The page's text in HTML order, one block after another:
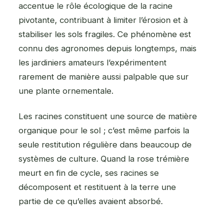
accentue le rôle écologique de la racine
pivotante, contribuant à limiter l’érosion et à
stabiliser les sols fragiles. Ce phénomène est
connu des agronomes depuis longtemps, mais
les jardiniers amateurs l’expérimentent
rarement de manière aussi palpable que sur
une plante ornementale.
Les racines constituent une source de matière
organique pour le sol ; c’est même parfois la
seule restitution régulière dans beaucoup de
systèmes de culture. Quand la rose trémière
meurt en fin de cycle, ses racines se
décomposent et restituent à la terre une
partie de ce qu’elles avaient absorbé.